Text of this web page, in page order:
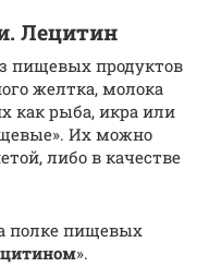
Лецитин
пищевых продуктов
желтка, молока
как рыба, икра или
Их можно
либо в качестве
полке пищевых
».